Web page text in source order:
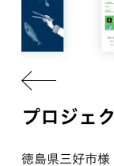
プロジェ
徳島県三好市様